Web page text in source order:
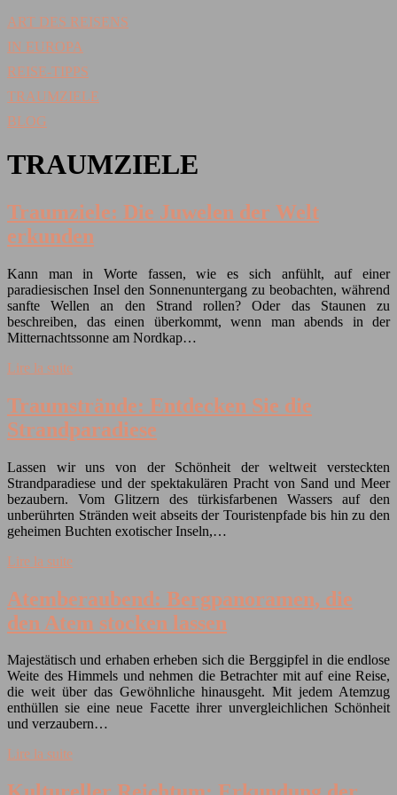
ART DES REISENS
IN EUROPA
REISE-TIPPS
TRAUMZIELE
BLOG
TRAUMZIELE
Traumziele: Die Juwelen der Welt
erkunden
Kann man in Worte fassen, wie es sich anfühlt, auf einer
paradiesischen Insel den Sonnenuntergang zu beobachten, während
sanfte Wellen an den Strand rollen? Oder das Staunen zu
beschreiben, das einen überkommt, wenn man abends in der
Mitternachtssonne am Nordkap…
Lire la suite
Traumstrände: Entdecken Sie die
Strandparadiese
Lassen wir uns von der Schönheit der weltweit versteckten
Strandparadiese und der spektakulären Pracht von Sand und Meer
bezaubern. Vom Glitzern des türkisfarbenen Wassers auf den
unberührten Stränden weit abseits der Touristenpfade bis hin zu den
geheimen Buchten exotischer Inseln,…
Lire la suite
Atemberaubend: Bergpanoramen, die
den Atem stocken lassen
Majestätisch und erhaben erheben sich die Berggipfel in die endlose
Weite des Himmels und nehmen die Betrachter mit auf eine Reise,
die weit über das Gewöhnliche hinausgeht. Mit jedem Atemzug
enthüllen sie eine neue Facette ihrer unvergleichlichen Schönheit
und verzaubern…
Lire la suite